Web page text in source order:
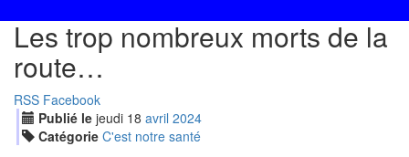
Les trop nombreux morts de la
route…
RSS Facebook
Publié le jeudi 18 avril 2024
Catégorie C'est notre santé